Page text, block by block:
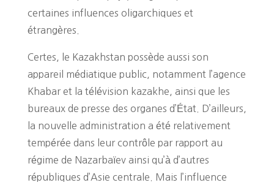
certaines influences oligarchiques et
étrangères.
Certes, le Kazakhstan possède aussi son
appareil médiatique public, notamment l’agence
Khabar et la télévision kazakhe, ainsi que les
bureaux de presse des organes d’État. D’ailleurs,
la nouvelle administration a été relativement
tempérée dans leur contrôle par rapport au
régime de Nazarbaïev ainsi qu’à d’autres
républiques d’Asie centrale. Mais l’influence